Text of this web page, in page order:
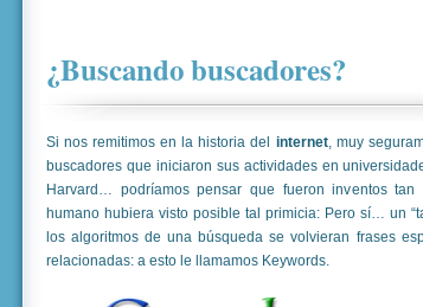
¿Buscando buscadores?
Si nos remitimos en la historia del internet, muy
buscadores que iniciaron sus actividades en
Harvard… podríamos pensar que fueron inventos
humano hubiera visto posible tal primicia: Pero sí… un
los algoritmos de una búsqueda se volvieran frases
relacionadas: a esto le llamamos Keywords.